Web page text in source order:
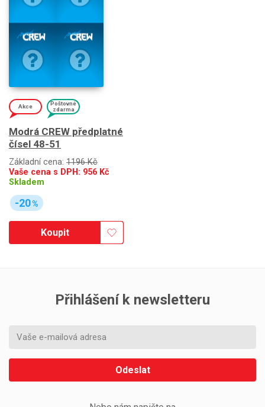
Akce
Poštovné
zdarma
Modrá CREW předplatné
čísel 48-51
Základní cena: 1196 Kč
Vaše cena s DPH: 956 Kč
Skladem
-20%
Koupit
Přihlášení k newsletteru
Odeslat